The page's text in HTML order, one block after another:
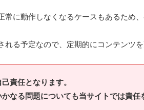
常に動作しなくなるケースもあるため
る予定なので、定期的にコンテンツを
責任となります。
なる問題についても当サイトでは責